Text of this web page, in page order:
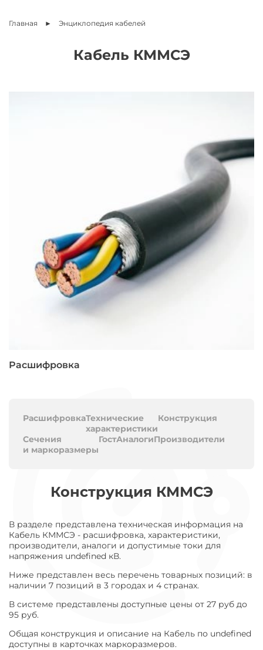
Главная Энциклопедия кабелей
Кабель КММСЭ
Расшифровка
РасшифровкаТехнические
характеристики
Конструкция
Сечения
и маркоразмеры
ГостАналогиПроизводители
Конструкция КММСЭ
В разделе представлена техническая информация на
Кабель КММСЭ - расшифровка, характеристики,
производители, аналоги и допустимые токи для
напряжения undefined кВ.
Ниже представлен весь перечень товарных позиций: в
наличии 7 позиций в 3 городах и 4 странах.
В системе представлены доступные цены от 27 руб до
95 руб.
Общая конструкция и описание на Кабель по undefined
доступны в карточках маркоразмеров.